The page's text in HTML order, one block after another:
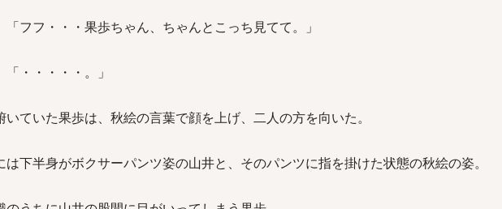
フフ・・・果歩ちゃん、ちゃんとこっち見てて。」
・・・・・。」
いていた果歩は、秋絵の言葉で顔を上げ、二人の方を向いた。
は下半身がボクサーパンツ姿の山井と、そのパンツに指を掛けた状態の秋絵の姿。